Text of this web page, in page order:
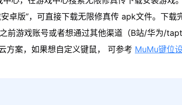
版”，可直接下载无限修真传 apk文件。下载
前游戏账号或者想通过其他渠道（B站/华为/
方案，如果想自定义键鼠， 可参考 MuMu键位